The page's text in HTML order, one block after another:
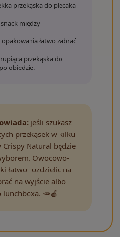
przekąska do plecaka
między
opakowania łatwo zabrać
przekąska do
obiedzie.
jeśli szukasz
przekąsek w kilku
Crispy Natural będzie
Owocowo-
łatwo rozdzielić na
na wyjście albo
lunchboxa. 🥕🍎